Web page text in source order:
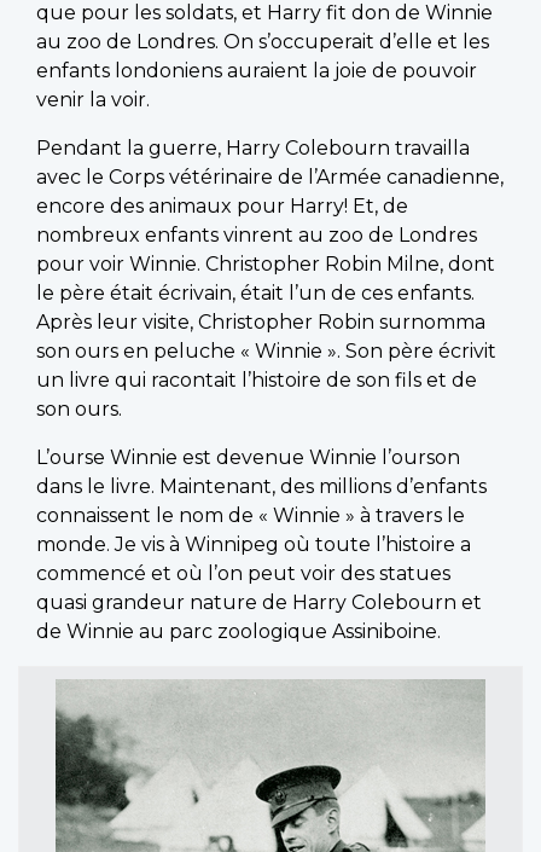
que pour les soldats, et Harry fit don de Winnie
au zoo de Londres. On s’occuperait d’elle et les
enfants londoniens auraient la joie de pouvoir
venir la voir.
Pendant la guerre, Harry Colebourn travailla
avec le Corps vétérinaire de l’Armée canadienne,
encore des animaux pour Harry! Et, de
nombreux enfants vinrent au zoo de Londres
pour voir Winnie. Christopher Robin Milne, dont
le père était écrivain, était l’un de ces enfants.
Après leur visite, Christopher Robin surnomma
son ours en peluche « Winnie ». Son père écrivit
un livre qui racontait l’histoire de son fils et de
son ours.
L’ourse Winnie est devenue Winnie l’ourson
dans le livre. Maintenant, des millions d’enfants
connaissent le nom de « Winnie » à travers le
monde. Je vis à Winnipeg où toute l’histoire a
commencé et où l’on peut voir des statues
quasi grandeur nature de Harry Colebourn et
de Winnie au parc zoologique Assiniboine.